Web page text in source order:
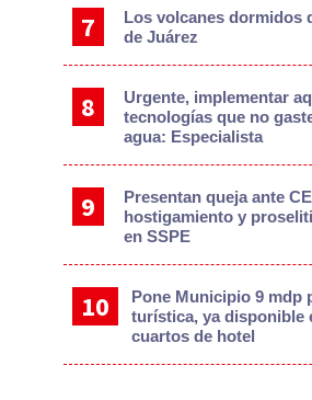
Los volcanes dormidos
de Juárez
Urgente, implementar
tecnologías que no
agua: Especialista
Presentan queja ante
hostigamiento y
en SSPE
Pone Municipio 9 mdp
turística, ya disponible
cuartos de hotel